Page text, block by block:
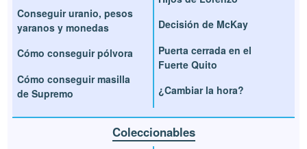
Conseguir uranio, pesos
yaranos y monedas
Cómo conseguir pólvora
Cómo conseguir masilla
de Supremo
Decisión de McKay
Puerta cerrada en el
Fuerte Quito
¿Cambiar la hora?
Coleccionables